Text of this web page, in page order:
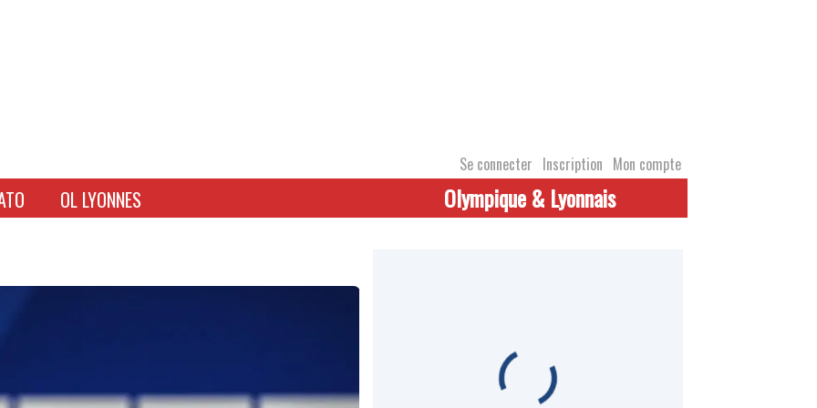
Se connecter Inscription Mon compte
OL LYONNES Olympique & Lyonnais